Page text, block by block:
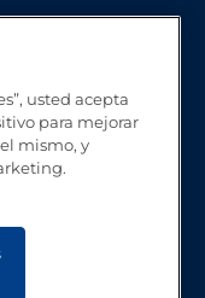
usted acepta
para mejorar
mismo, y